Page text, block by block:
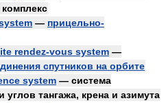
— прицельно-
rendez-vous system —
спутников на орбите
system — система
тангажа, крена и азимута